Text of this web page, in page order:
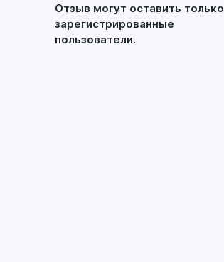
Отзыв могут оставить только
зарегистрированные
пользователи.